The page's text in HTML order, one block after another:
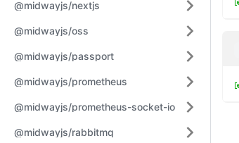
@midwayjs/nextjs
@midwayjs/oss
@midwayjs/passport
@midwayjs/prometheus
@midwayjs/prometheus-socket-io
@midwayjs/rabbitmq